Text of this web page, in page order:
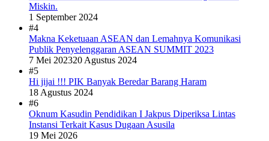
Miskin.
1 September 2024
#4
Makna Keketuaan ASEAN dan Lemahnya Komunikasi
Publik Penyelenggaran ASEAN SUMMIT 2023
7 Mei 202320 Agustus 2024
#5
Hi jijai !!! PIK Banyak Beredar Barang Haram
18 Agustus 2024
#6
Oknum Kasudin Pendidikan I Jakpus Diperiksa Lintas
Instansi Terkait Kasus Dugaan Asusila
19 Mei 2026